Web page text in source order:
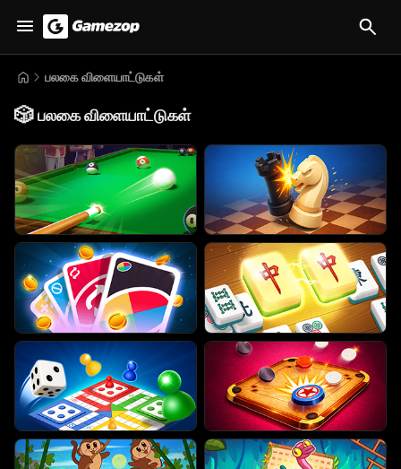
பலகை விளையாட்டுகள்
🎲பலகை விளையாட்டுகள்